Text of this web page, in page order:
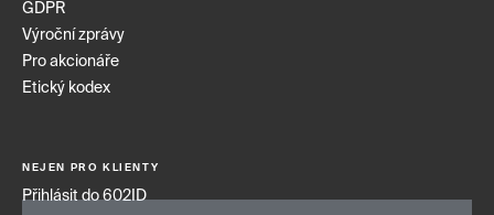
GDPR
Výroční zprávy
Pro akcionáře
Etický kodex
NEJEN PRO KLIENTY
Přihlásit do 602ID